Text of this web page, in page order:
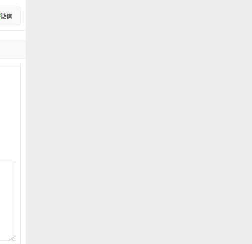
微信